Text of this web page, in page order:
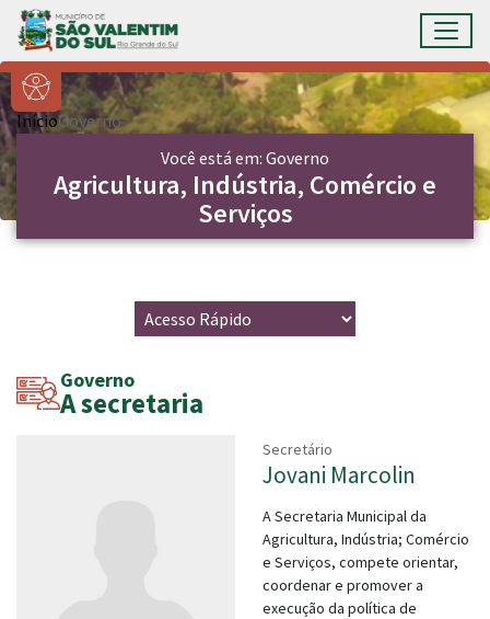
Ir para conteúdo principal
Conteúdo Principal
InícioGoverno
Você está em: Governo
Agricultura, Indústria, Comércio e
Serviços
Governo
A secretaria
Secretário
Jovani Marcolin
A Secretaria Municipal da
Agricultura, Indústria; Comércio
e Serviços, compete orientar,
coordenar e promover a
execução da política de